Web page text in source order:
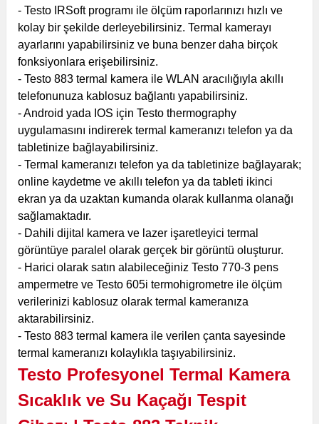
- Testo IRSoft programı ile ölçüm raporlarınızı hızlı ve
kolay bir şekilde derleyebilirsiniz. Termal kamerayı
ayarlarını yapabilirsiniz ve buna benzer daha birçok
fonksiyonlara erişebilirsiniz.
- Testo 883 termal kamera ile WLAN aracılığıyla akıllı
telefonunuza kablosuz bağlantı yapabilirsiniz.
- Android yada IOS için Testo thermography
uygulamasını indirerek termal kameranızı telefon ya da
tabletinize bağlayabilirsiniz.
- Termal kameranızı telefon ya da tabletinize bağlayarak;
online kaydetme ve akıllı telefon ya da tableti ikinci
ekran ya da uzaktan kumanda olarak kullanma olanağı
sağlamaktadır.
- Dahili dijital kamera ve lazer işaretleyici termal
görüntüye paralel olarak gerçek bir görüntü oluşturur.
- Harici olarak satın alabileceğiniz Testo 770-3 pens
ampermetre ve Testo 605i termohigrometre ile ölçüm
verilerinizi kablosuz olarak termal kameranıza
aktarabilirsiniz.
- Testo 883 termal kamera ile verilen çanta sayesinde
termal kameranızı kolaylıkla taşıyabilirsiniz.
Testo Profesyonel Termal Kamera
Sıcaklık ve Su Kaçağı Tespit